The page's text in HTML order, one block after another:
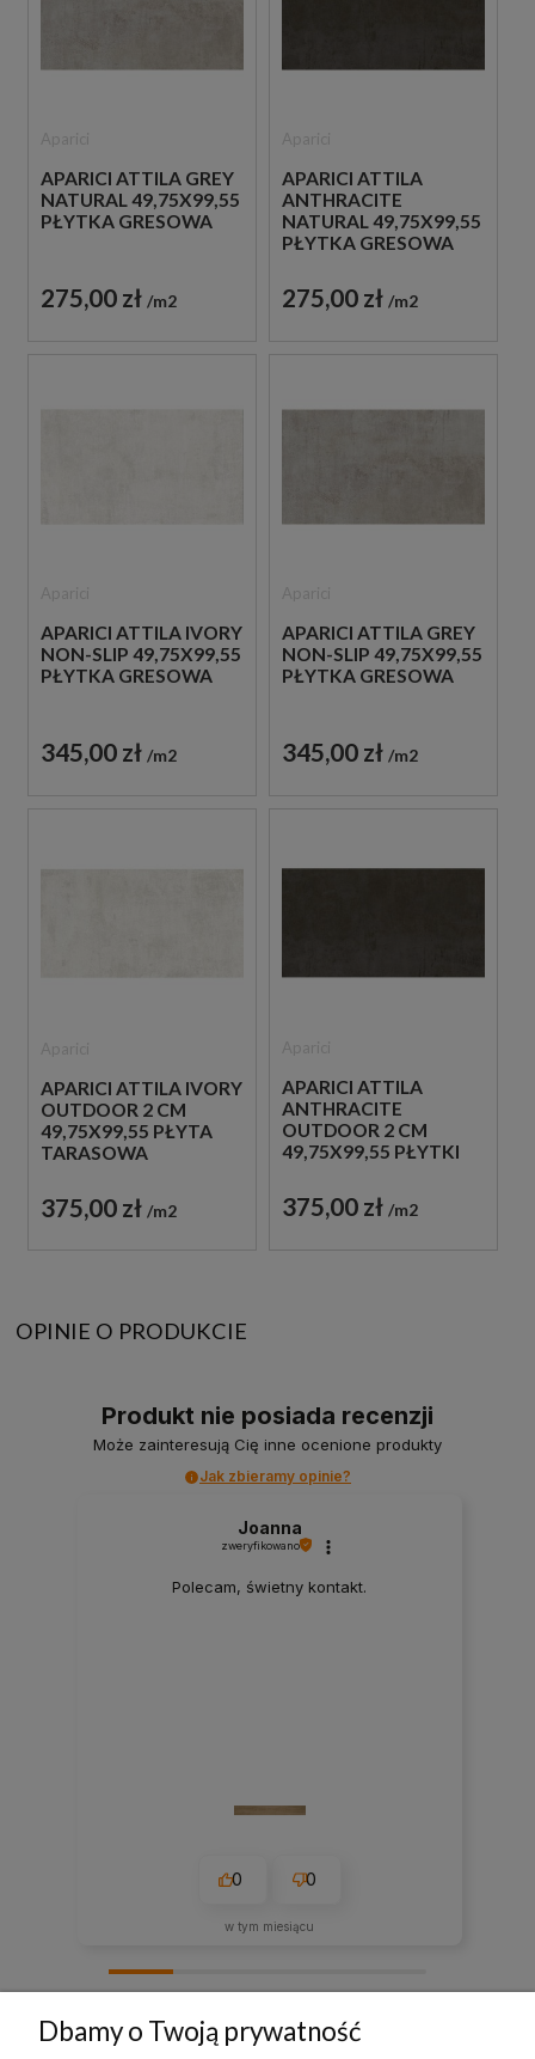
APARICI ATTILA GREY
NATURAL 49,75X99,55
PŁYTKA GRESOWA
275,00 zł m2
APARICI ATTILA
ANTHRACITE
NATURAL 49,75X99,55
PŁYTKA GRESOWA
275,00 zł m2
APARICI ATTILA IVORY
NON-SLIP 49,75X99,55
PŁYTKA GRESOWA
345,00 zł m2
APARICI ATTILA GREY
NON-SLIP 49,75X99,55
PŁYTKA GRESOWA
345,00 zł m2
APARICI ATTILA IVORY
OUTDOOR 2 CM
49,75X99,55 PŁYTA
TARASOWA
375,00 zł m2
APARICI ATTILA
ANTHRACITE
OUTDOOR 2 CM
49,75X99,55 PŁYTKI
375,00 zł m2
OPINIE O PRODUKCIE
Produkt nie posiada recenzji
Może zainteresują Cię inne ocenione produkty
Jak zbieramy opinie?
Joanna
zweryfikowano
Polecam, świetny kontakt.
0 0
w tym miesiącu
Dbamy o Twoją prywatność